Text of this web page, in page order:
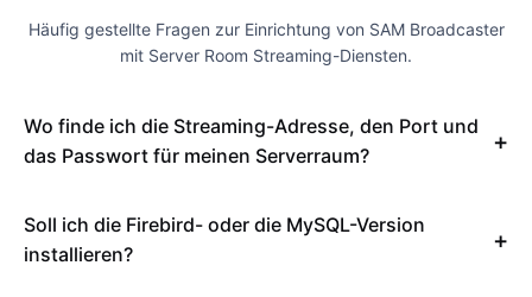
Häufig gestellte Fragen zur Einrichtung von SAM Broadcaster
mit Server Room Streaming-Diensten.
Wo finde ich die Streaming-Adresse, den Port und
das Passwort für meinen Serverraum?
Soll ich die Firebird- oder die MySQL-Version
installieren?